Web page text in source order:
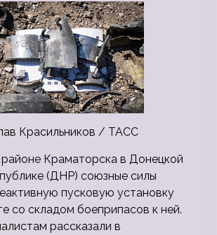
Красильников / ТАСС
Краматорска в Донецкой
(ДНР) союзные силы
пусковую установку
со складом боеприпасов к ней.
рассказали в